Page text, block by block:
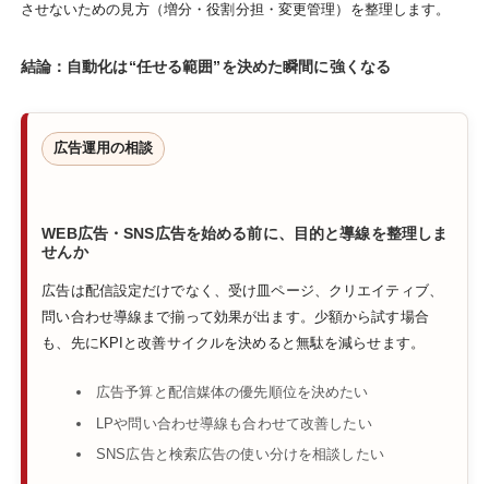
させないための見方（増分・役割分担・変更管理）を整理します。
結論：自動化は“任せる範囲”を決めた瞬間に強くなる
広告運用の相談
WEB広告・SNS広告を始める前に、目的と導線を整理しま
せんか
広告は配信設定だけでなく、受け皿ページ、クリエイティブ、
問い合わせ導線まで揃って効果が出ます。少額から試す場合
も、先にKPIと改善サイクルを決めると無駄を減らせます。
広告予算と配信媒体の優先順位を決めたい
LPや問い合わせ導線も合わせて改善したい
SNS広告と検索広告の使い分けを相談したい